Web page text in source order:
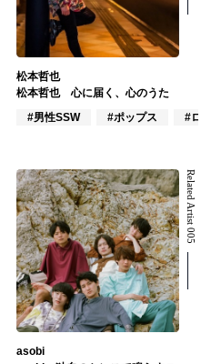
松本哲也
松本哲也 心に届く、心のうた
#男性SSW
#ポップス #
Related Artist 005
asobi